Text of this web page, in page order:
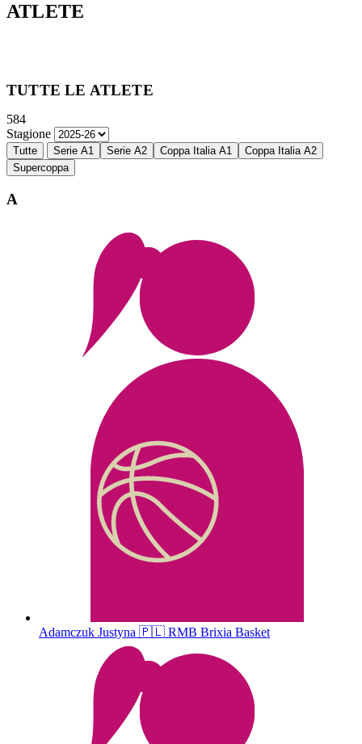
ATLETE
TUTTE LE ATLETE
584
Stagione
Tutte Serie A1 Serie A2 Coppa Italia A1
Coppa Italia A2
Supercoppa
A
Adamczuk Justyna 🇵🇱 RMB Brixia Basket